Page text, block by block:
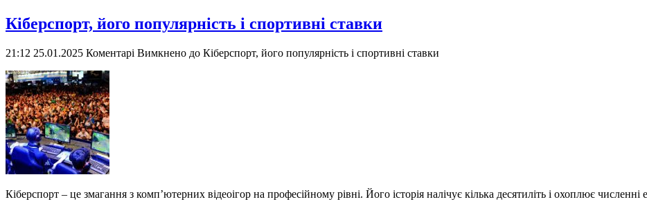
Кіберспорт, його популярність і спортивні ставки
21:12 25.01.2025 Коментарі Вимкнено до Кіберспорт, його популярність і спортивні ставки
Кіберспорт – це змагання з комп’ютерних відеоігор на професійному рівні. Його історія налічує кілька десятиліть і охоплює численні